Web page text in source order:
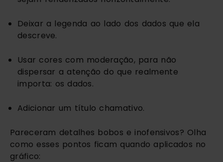
Deixar a legenda ao lado dos dados que ela
descreve.
Usar cores com moderação, para não
dispersar a atenção do que realmente
importa: os dados.
Adicionar um título chamativo.
Pareceram detalhes bobos e inofensivos? Olha
como esses pontos ficam quando aplicados no
gráfico: